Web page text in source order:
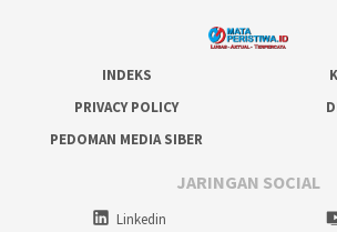
INDEKS
PRIVACY POLICY
PEDOMAN MEDIA SIBER
JARINGAN SOCIAL
Linkedin